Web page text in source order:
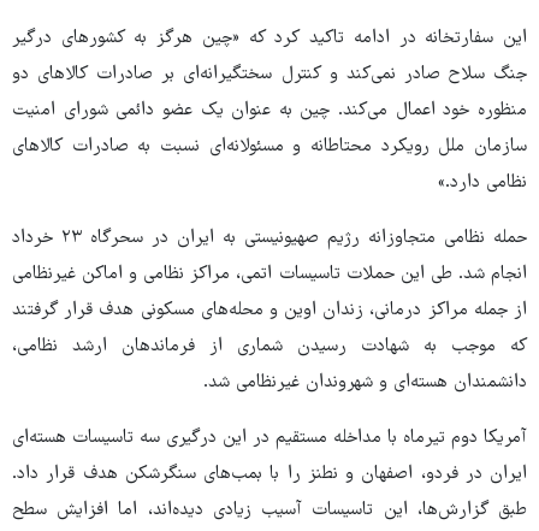
این سفارتخانه در ادامه تاکید کرد که «چین هرگز به کشورهای درگیر
جنگ سلاح صادر نمی‌کند و کنترل سختگیرانه‌ای بر صادرات کالاهای دو
منظوره خود اعمال می‌کند. چین به عنوان یک عضو دائمی شورای امنیت
سازمان ملل رویکرد محتاطانه و مسئولانه‌ای نسبت به صادرات کالاهای
نظامی دارد.»
حمله نظامی متجاوزانه رژیم صهیونیستی به ایران در سحرگاه ۲۳ خرداد
انجام شد. طی این حملات تاسیسات اتمی، مراکز نظامی و اماکن غیرنظامی
از جمله مراکز درمانی، زندان اوین و محله‌های مسکونی هدف قرار گرفتند
که موجب به شهادت رسیدن شماری از فرماندهان ارشد نظامی،
دانشمندان هسته‌ای و شهروندان غیرنظامی شد.
آمریکا دوم تیرماه با مداخله مستقیم در این درگیری سه تاسیسات هسته‌ای
ایران در فردو، اصفهان و نطنز را با بمب‌های سنگرشکن هدف قرار داد.
طبق گزارش‌ها، این تاسیسات آسیب زیادی دیده‌اند، اما افزایش سطح